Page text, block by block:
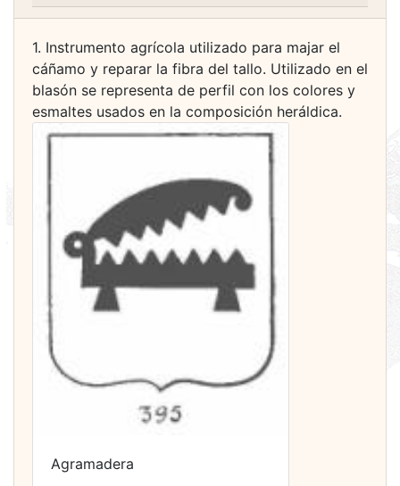
1. Instrumento agrícola utilizado para majar el
cáñamo y reparar la fibra del tallo. Utilizado en el
blasón se representa de perfil con los colores y
esmaltes usados en la composición heráldica.
Agramadera